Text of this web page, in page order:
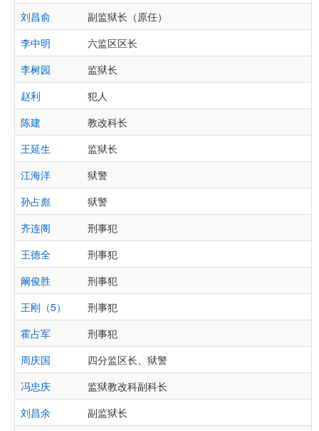
刘昌俞
副监狱长（原任）
李中明
六监区区长
李树园
监狱长
赵利
犯人
陈建
教改科长
王延生
监狱长
江海洋
狱警
孙占彪
狱警
齐连阁
刑事犯
王德全
刑事犯
阚俊胜
刑事犯
王刚（5）
刑事犯
霍占军
刑事犯
周庆国
四分监区长、狱警
冯忠庆
监狱教改科副科长
刘昌余
副监狱长